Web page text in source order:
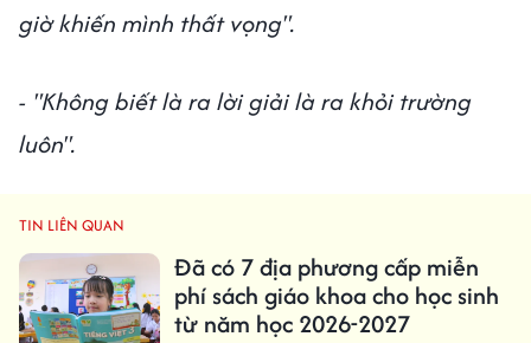
giờ khiến mình thất vọng".
- "Không biết là ra lời giải là ra khỏi trường
luôn".
TIN LIÊN QUAN
Đã có 7 địa phương cấp miễn
phí sách giáo khoa cho học sinh
từ năm học 2026-2027